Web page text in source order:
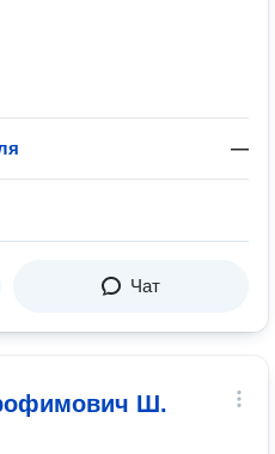
—
Чат
Ш.